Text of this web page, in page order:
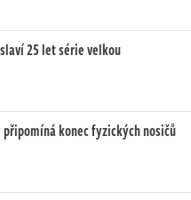
25 let série velkou
konec fyzických nosičů